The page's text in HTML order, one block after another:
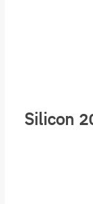
شروط وتفاصيل برنامج التدريب الصيفي من شركة سيليكون مايند لعام 2026 Silicon